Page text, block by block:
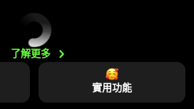
了解更多
實用功能